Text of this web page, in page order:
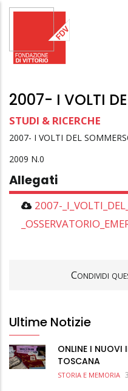
Salta
principale
2007- I VOLTI
STUDI & RICERCHE
2007- I VOLTI DEL
2009
0
Allegati
2007-
Condividi
Ultime Notizie
ONLINE I NUOVI
TOSCANA
STORIA E MEMORIA